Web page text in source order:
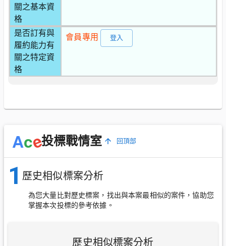
關之基本資
格
是否訂有與
履約能力有
關之特定資
格
會員專用 登入
Ace投標戰情室 回頂部
1 歷史相似標案分析
為您大量比對歷史標案，找出與本案最相似的案件，協助您
掌握本次投標的參考依據。
歷史相似標案分析